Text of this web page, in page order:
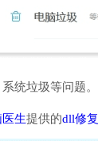
统垃圾等问题。
医生提供的dll修复